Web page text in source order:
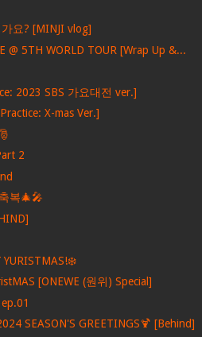
요? [MINJI vlog]
@ 5TH WORLD TOUR [Wrap Up &...
2023 SBS 가요대전 ver.]
X-mas Ver.]
2
복🎄🎤
YURISTMAS!❄️
[ONEWE (원위) Special]
SEASON'S GREETINGS🍹 [Behind]